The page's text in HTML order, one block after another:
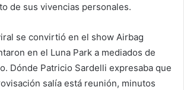
de sus vivencias personales.
se convirtió en el show Airbag
en el Luna Park a mediados de
Dónde Patricio Sardelli expresaba que
salía está reunión, minutos